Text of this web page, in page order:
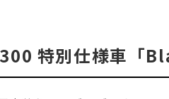
特別仕様車「